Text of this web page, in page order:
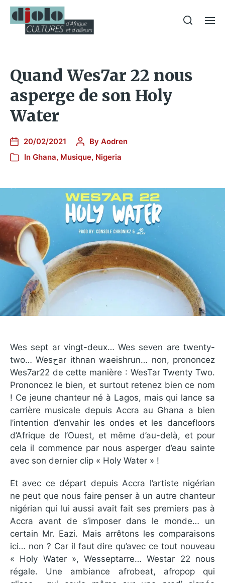
Quand Wes7ar 22 nous
asperge de son Holy
Water
20/02/2021 By Aodren
In Ghana, Musique, Nigeria
Wes sept ar vingt-deux… Wes seven are twenty-
two… Wesحar ithnan waeishrun… non, prononcez
Wes7ar22 de cette manière : WesTar Twenty Two.
Prononcez le bien, et surtout retenez bien ce nom
! Ce jeune chanteur né à Lagos, mais qui lance sa
carrière musicale depuis Accra au Ghana a bien
l’intention d’envahir les ondes et les dancefloors
d’Afrique de l’Ouest, et même d’au-delà, et pour
cela il commence par nous asperger d’eau sainte
avec son dernier clip « Holy Water » !
Et avec ce départ depuis Accra l’artiste nigérian
ne peut que nous faire penser à un autre chanteur
nigérian qui lui aussi avait fait ses premiers pas à
Accra avant de s’imposer dans le monde… un
certain Mr. Eazi. Mais arrêtons les comparaisons
ici… non ? Car il faut dire qu’avec ce tout nouveau
« Holy Water », Wesseptarre… Westar 22 nous
régale. Une ambiance afrobeat, afropop qui